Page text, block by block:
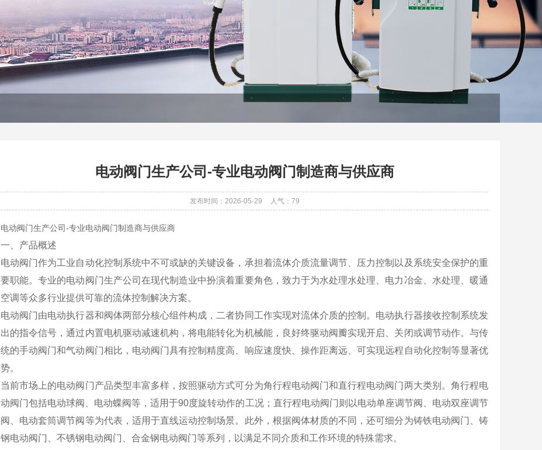
电动阀门生产公司-专业电动阀门制造商与供应商
发布时间：2026-05-29 人气： 79
电动阀门生产公司-专业电动阀门制造商与供应商
一、产品概述
电动阀门作为工业自动化控制系统中不可或缺的关键设备，承担着流体介质流量调节、压力控制以及系统安全保护的重
要职能。专业的电动阀门生产公司在现代制造业中扮演着重要角色，致力于为水处理水处理、电力冶金、水处理、暖通
空调等众多行业提供可靠的流体控制解决方案。
电动阀门由电动执行器和阀体两部分核心组件构成，二者协同工作实现对流体介质的控制。电动执行器接收控制系统发
出的指令信号，通过内置电机驱动减速机构，将电能转化为机械能，良好终驱动阀瓣实现开启、关闭或调节动作。与传
统的手动阀门和气动阀门相比，电动阀门具有控制精度高、响应速度快、操作距离远、可实现远程自动化控制等显著优
势。
当前市场上的电动阀门产品类型丰富多样，按照驱动方式可分为角行程电动阀门和直行程电动阀门两大类别。角行程电
动阀门包括电动球阀、电动蝶阀等，适用于90度旋转动作的工况；直行程电动阀门则以电动单座调节阀、电动双座调节
阀、电动套筒调节阀等为代表，适用于直线运动控制场景。此外，根据阀体材质的不同，还可细分为铸铁电动阀门、铸
钢电动阀门、不锈钢电动阀门、合金钢电动阀门等系列，以满足不同介质和工作环境的特殊需求。